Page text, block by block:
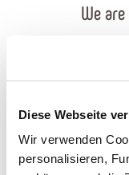
Diese Webseite
Wir verwenden
personalisieren,
We